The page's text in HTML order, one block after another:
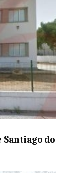
Santiago do